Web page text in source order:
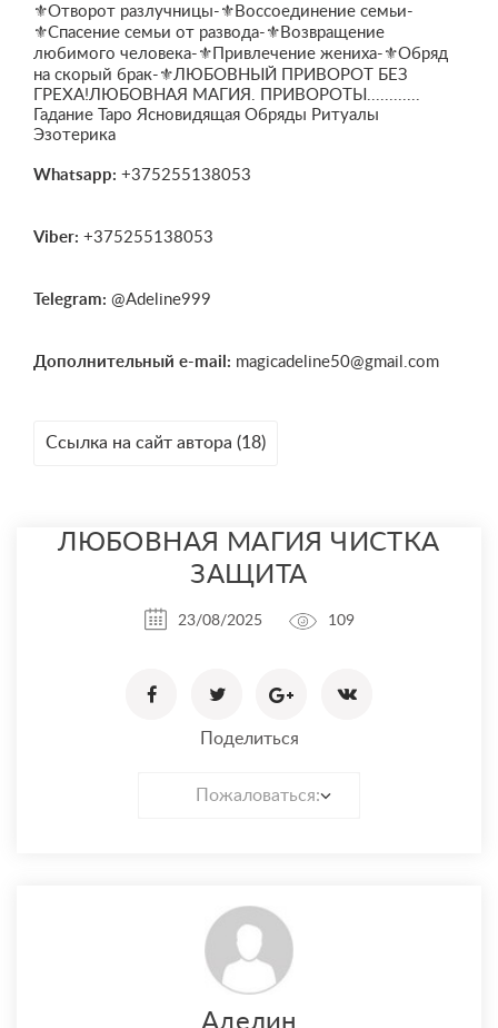
⚜Отворот разлучницы-⚜Воссоединение семьи-
⚜Спасение семьи от развода-⚜Возвращение
любимого человека-⚜Привлечение жениха-⚜Обряд
на скорый брак-⚜ЛЮБОВНЫЙ ПРИВОРОТ БЕЗ
ГРЕХА!ЛЮБОВНАЯ МАГИЯ. ПРИВОРОТЫ............
Гадание Таро Ясновидящая Обряды Ритуалы
Эзотерика
Whatsapp: +375255138053
Viber: +375255138053
Telegram: @Adeline999
Дополнительный e-mail: magicadeline50@gmail.com
Ссылка на сайт автора (18)
ЛЮБОВНАЯ МАГИЯ ЧИСТКА
ЗАЩИТА
23/08/2025 109
Поделиться
Пожаловаться: